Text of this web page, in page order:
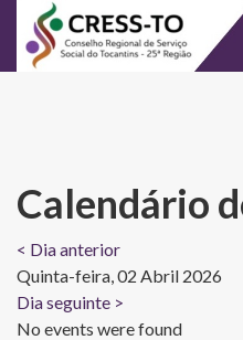
Calendário
< Dia anterior
Quinta-feira, 02 Abril 2026
Dia seguinte >
No events were found